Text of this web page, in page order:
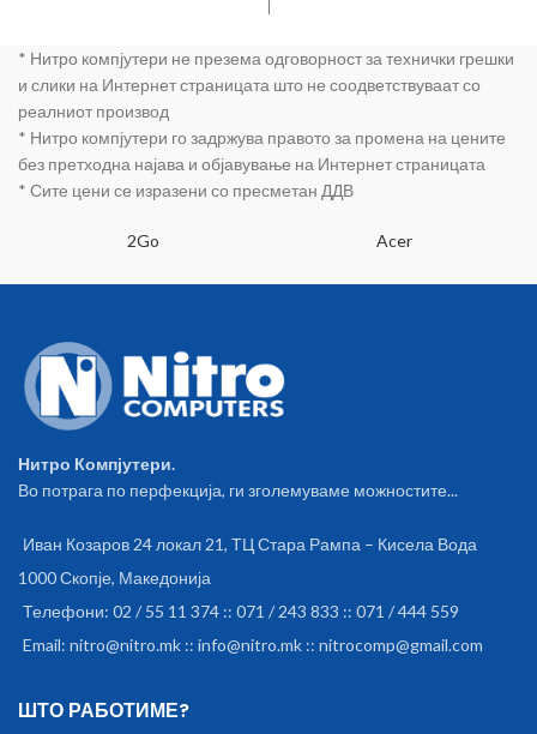
* Нитро компјутери не презема одговорност за технички грешки
и слики на Интернет страницата што не соодветствуваат со
реалниот производ
* Нитро компјутери го задржува правото за промена на цените
без претходна најава и објавување на Интернет страницата
* Сите цени се изразени со пресметан ДДВ
2Go Acer
Нитро Компјутери.
Во потрага по перфекција, ги зголемуваме можностите...
Иван Козаров 24 локал 21, ТЦ Стара Рампа – Кисела Вода
1000 Скопје, Македонија
Телефони: 02 / 55 11 374 :: 071 / 243 833 :: 071 / 444 559
Email: nitro@nitro.mk :: info@nitro.mk :: nitrocomp@gmail.com
ШТО РАБОТИМЕ?